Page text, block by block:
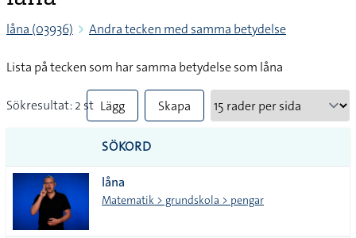
låna (03936) Andra tecken med samma betydelse
Lista på tecken som har samma betydelse som låna
Sökresultat: 2 st Lägg
till
alla i
lista
Skapa
SÖKORD
låna
Matematik > grundskola > pengar